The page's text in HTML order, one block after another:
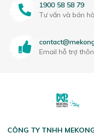
1900 58 58 79
Tư vấn và bán
Email hỗ trợ
CÔNG TY TNHH